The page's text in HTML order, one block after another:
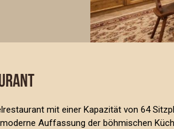
mit einer Kapazität von 64
Auffassung der böhmischen